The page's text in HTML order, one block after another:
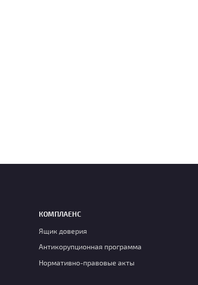
КОМПЛАЕНС
Ящик доверия
Антикорупционная программа
Нормативно-правовые акты